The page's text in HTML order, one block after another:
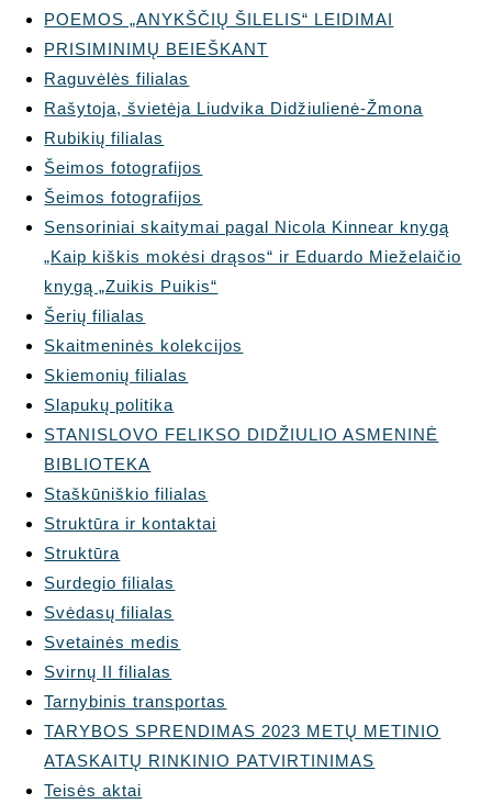
POEMOS „ANYKŠČIŲ ŠILELIS“ LEIDIMAI
PRISIMINIMŲ BEIEŠKANT
Raguvėlės filialas
Rašytoja, švietėja Liudvika Didžiulienė-Žmona
Rubikių filialas
Šeimos fotografijos
Šeimos fotografijos
Sensoriniai skaitymai pagal Nicola Kinnear knygą
„Kaip kiškis mokėsi drąsos“ ir Eduardo Mieželaičio
knygą „Zuikis Puikis“
Šerių filialas
Skaitmeninės kolekcijos
Skiemonių filialas
Slapukų politika
STANISLOVO FELIKSO DIDŽIULIO ASMENINĖ
BIBLIOTEKA
Staškūniškio filialas
Struktūra ir kontaktai
Struktūra
Surdegio filialas
Svėdasų filialas
Svetainės medis
Svirnų II filialas
Tarnybinis transportas
TARYBOS SPRENDIMAS 2023 METŲ METINIO
ATASKAITŲ RINKINIO PATVIRTINIMAS
Teisės aktai